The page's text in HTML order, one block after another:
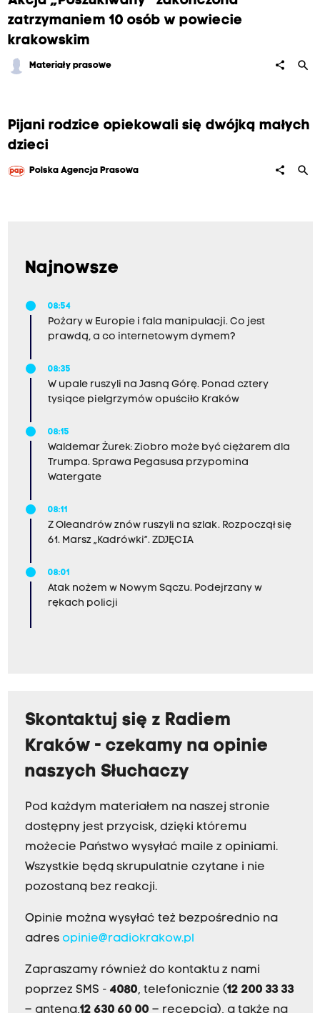
zatrzymaniem 10 osób w powiecie
krakowskim
Materiały prasowe share search
Pijani rodzice opiekowali się dwójką małych
dzieci
Polska Agencja Prasowa share search
Najnowsze
08:54
Pożary w Europie i fala manipulacji. Co jest
prawdą, a co internetowym dymem?
08:35
W upale ruszyli na Jasną Górę. Ponad cztery
tysiące pielgrzymów opuściło Kraków
08:15
Waldemar Żurek: Ziobro może być ciężarem dla
Trumpa. Sprawa Pegasusa przypomina
Watergate
08:11
Z Oleandrów znów ruszyli na szlak. Rozpoczął się
61. Marsz „Kadrówki”. ZDJĘCIA
08:01
Atak nożem w Nowym Sączu. Podejrzany w
rękach policji
Skontaktuj się z Radiem
Kraków - czekamy na opinie
naszych Słuchaczy
Pod każdym materiałem na naszej stronie
dostępny jest przycisk, dzięki któremu
możecie Państwo wysyłać maile z opiniami.
Wszystkie będą skrupulatnie czytane i nie
pozostaną bez reakcji.
Opinie można wysyłać też bezpośrednio na
adres opinie@radiokrakow.pl
Zapraszamy również do kontaktu z nami
poprzez SMS - 4080, telefonicznie (12 200 33 33
– antena,12 630 60 00 – recepcja), a także na